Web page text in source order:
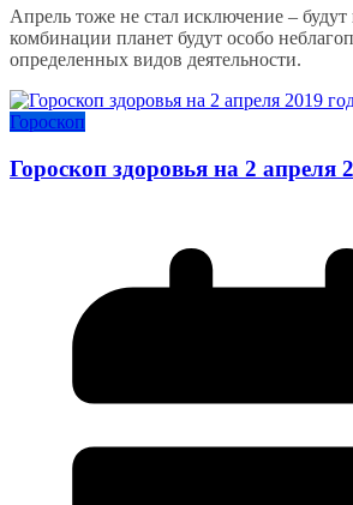
Апрель тоже не стал исключение – будут
комбинации планет будут особо
определенных видов деятельности.
Гороскоп
Гороскоп здоровья на 2 апреля